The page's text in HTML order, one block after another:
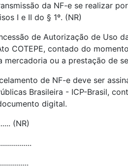
da NF-e se realizar
I e II do § 1º. (NR)
de Autorização de Uso
COTEPE, contado do
mercadoria ou a prestação de
de NF-e deve ser
Brasileira - ICP-Brasil,
digital.
(NR)